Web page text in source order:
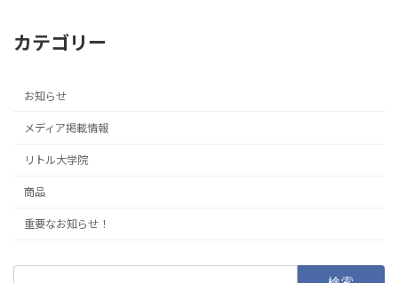
カテゴリー
お知らせ
メディア掲載情報
リトル大学院
商品
重要なお知らせ！